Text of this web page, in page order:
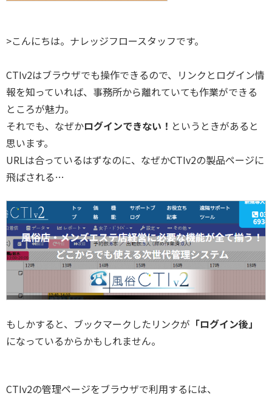
>こんにちは。ナレッジフロースタッフです。
CTIv2はブラウザでも操作できるので、リンクとログイン情
報を知っていれば、事務所から離れていても作業ができる
ところが魅力。
それでも、なぜかログインできない！ というときがあると
思います。
URLは合っているはずなのに、なぜかCTIv2の製品ページに
飛ばされる…
もしかすると、ブックマークしたリンクが 「ログイン後」
になっているからかもしれません。
CTIv2の管理ページをブラウザで利用するには、